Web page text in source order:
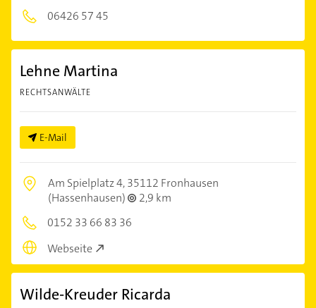
06426 57 45
Lehne Martina
RECHTSANWÄLTE
E-Mail
Am Spielplatz 4,35112 Fronhausen
(Hassenhausen)
2,9 km
0152 33 66 83 36
Webseite
Wilde-Kreuder Ricarda